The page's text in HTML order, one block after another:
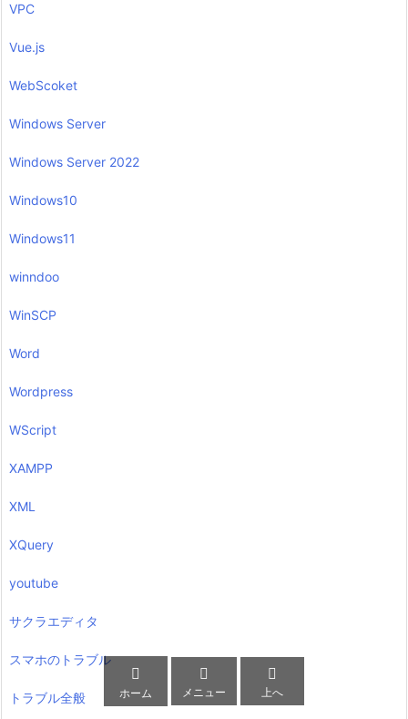
VPC
Vue.js
WebScoket
Windows Server
Windows Server 2022
Windows10
Windows11
winndoo
WinSCP
Word
Wordpress
WScript
XAMPP
XML
XQuery
youtube
サクラエディタ
スマホのトラブル
トラブル全般

ホーム

メニュー

上へ